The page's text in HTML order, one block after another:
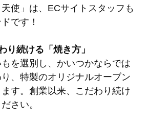
使」は、ECサイトスタッフも
です！
り続ける「焼き方」
を選別し、かいつかならでは
、特製のオリジナルオーブン
す。創業以来、こだわり続け
さい。